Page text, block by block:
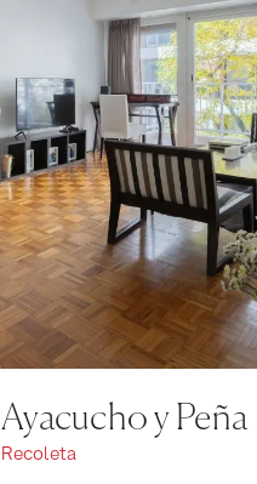
Ayacucho y Peña
Recoleta